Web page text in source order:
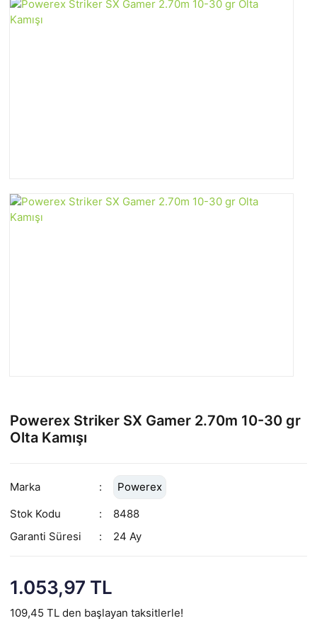
Powerex Striker SX Gamer 2.70m 10-30 gr
Olta Kamışı
Marka
Powerex
Stok Kodu
8488
Garanti Süresi
24 Ay
1.053,97 TL
109,45 TL den başlayan taksitlerle!